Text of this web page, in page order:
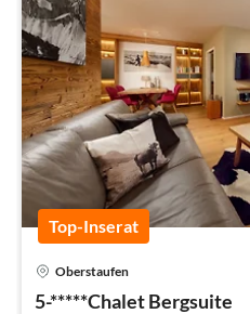
Top-Inserat
Oberstaufen
5-*****Chalet Bergsuite